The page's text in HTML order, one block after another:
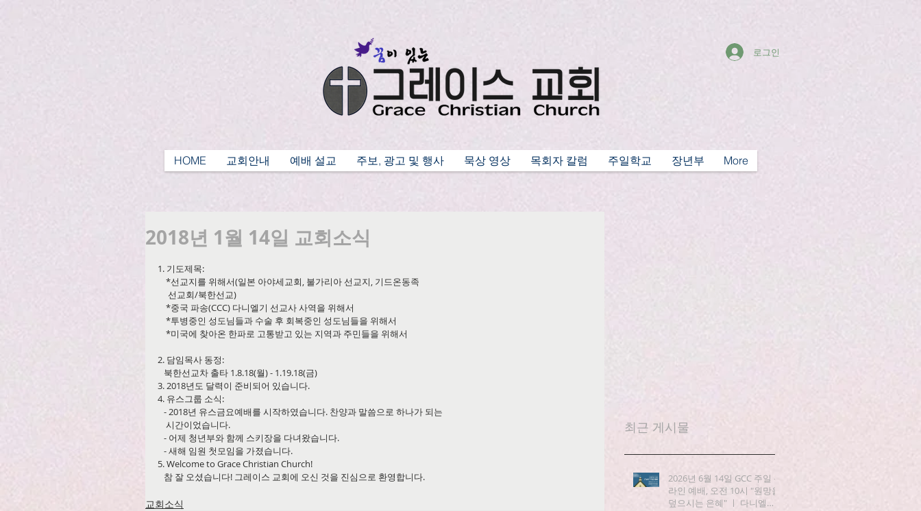
로그인
HOME 교회안내 예배 설교 주보, 광고 및 행사 묵상 영상 목회자 칼럼 주일학교 장년부 More
2018년 1월 14일 교회소식
1. 기도제목:
    *선교지를 위해서(일본 아야세교회, 불가리아 선교지, 기드온동족
     선교회/북한선교)
    *중국 파송(CCC) 다니엘기 선교사 사역을 위해서
    *투병중인 성도님들과 수술 후 회복중인 성도님들을 위해서
    *미국에 찾아온 한파로 고통받고 있는 지역과 주민들을 위해서
2. 담임목사 동정:
   북한선교차 출타 1.8.18(월) - 1.19.18(금)
3. 2018년도 달력이 준비되어 있습니다.
4. 유스그룹 소식:
   - 2018년 유스금요예배를 시작하였습니다. 찬양과 말씀으로 하나가 되는
    시간이었습니다.
   - 어제 청년부와 함께 스키장을 다녀왔습니다.
   - 새해 임원 첫모임을 가졌습니다.
5. Welcome to Grace Christian Church!
   참 잘 오셨습니다! 그레이스 교회에 오신 것을 진심으로 환영합니다.
교회소식
최근 게시물
2026년 6월 14일 GCC 주일 온
라인 예배, 오전 10시 "원망을
덮으시는 은혜" ㅣ 다니엘